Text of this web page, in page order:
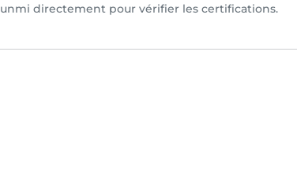
directement pour vérifier les certifications.